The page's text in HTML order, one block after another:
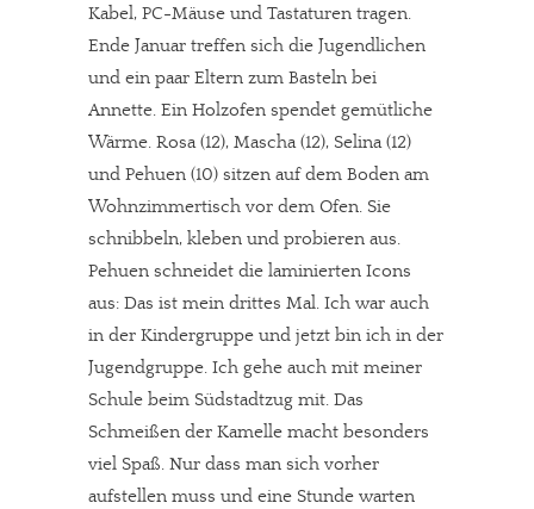
Kabel, PC-Mäuse und Tastaturen tragen.
Ende Januar treffen sich die Jugendlichen
und ein paar Eltern zum Basteln bei
Annette. Ein Holzofen spendet gemütliche
Wärme. Rosa (12), Mascha (12), Selina (12)
und Pehuen (10) sitzen auf dem Boden am
Wohnzimmertisch vor dem Ofen. Sie
schnibbeln, kleben und probieren aus.
Pehuen schneidet die laminierten Icons
aus: Das ist mein drittes Mal. Ich war auch
in der Kindergruppe und jetzt bin ich in der
Jugendgruppe. Ich gehe auch mit meiner
Schule beim Südstadtzug mit. Das
Schmeißen der Kamelle macht besonders
viel Spaß. Nur dass man sich vorher
aufstellen muss und eine Stunde warten